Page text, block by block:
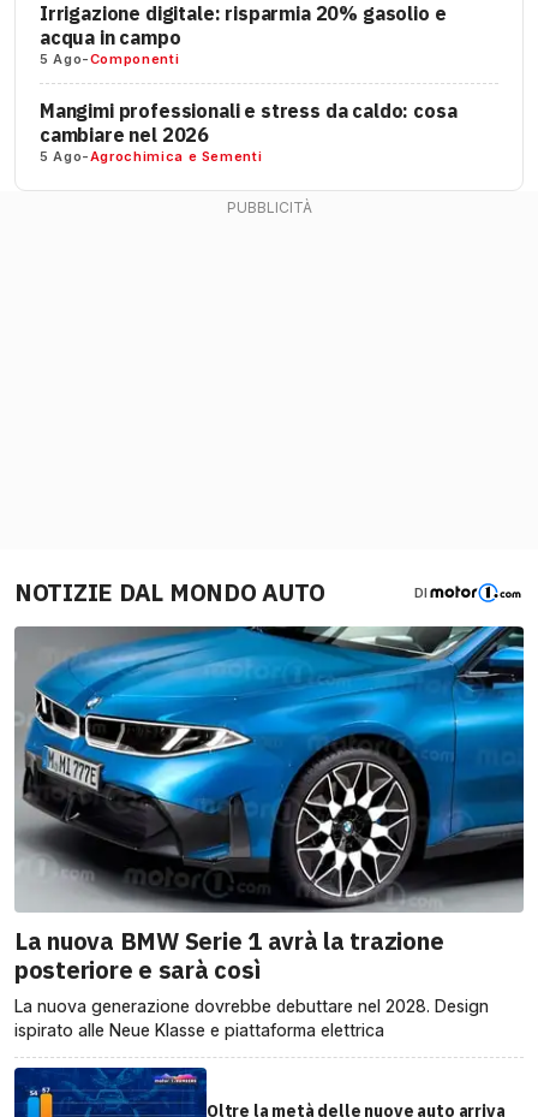
Irrigazione digitale: risparmia 20% gasolio e
acqua in campo
5 Ago-Componenti
Mangimi professionali e stress da caldo: cosa
cambiare nel 2026
5 Ago-Agrochimica e Sementi
NOTIZIE DAL MONDO AUTO DI
La nuova BMW Serie 1 avrà la trazione
posteriore e sarà così
La nuova generazione dovrebbe debuttare nel 2028. Design
ispirato alle Neue Klasse e piattaforma elettrica
Oltre la metà delle nuove auto arriva